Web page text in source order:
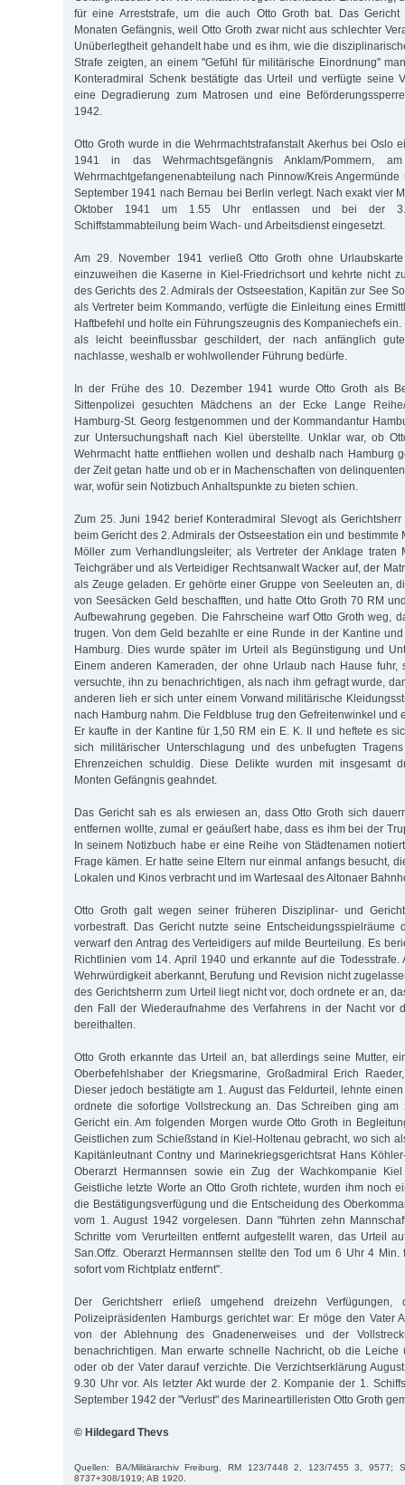
für eine Arreststrafe, um die auch Otto Groth bat. Das
Monaten Gefängnis, weil Otto Groth zwar nicht aus schlechter
Unüberlegtheit gehandelt habe und es ihm, wie die
Strafe zeigten, an einem "Gefühl für militärische Einordnung"
Konteradmiral Schenk bestätigte das Urteil und verfügte seine
eine Degradierung zum Matrosen und eine
1942.
Otto Groth wurde in die Wehrmachtstrafanstalt Akerhus bei Oslo
1941 in das Wehrmachtsgefängnis Anklam/Pommern,
Wehrmachtgefangenenabteilung nach Pinnow/Kreis
September 1941 nach Bernau bei Berlin verlegt. Nach exakt vier
Oktober 1941 um 1.55 Uhr entlassen und bei der
Schiffstammabteilung beim Wach- und Arbeitsdienst eingesetzt.
Am 29. November 1941 verließ Otto Groth ohne
einzuweihen die Kaserne in Kiel-Friedrichsort und kehrte nicht
des Gerichts des 2. Admirals der Ostseestation, Kapitän zur See
als Vertreter beim Kommando, verfügte die Einleitung eines
Haftbefehl und holte ein Führungszeugnis des Kompaniechefs ein.
als leicht beeinflussbar geschildert, der nach anfänglich
nachlasse, weshalb er wohlwollender Führung bedürfe.
In der Frühe des 10. Dezember 1941 wurde Otto Groth als
Sittenpolizei gesuchten Mädchens an der Ecke Lange Reihe/
Hamburg-St. Georg festgenommen und der Kommandantur
zur Untersuchungshaft nach Kiel überstellte. Unklar war, ob
Wehrmacht hatte entfliehen wollen und deshalb nach Hamburg
der Zeit getan hatte und ob er in Machenschaften von
war, wofür sein Notizbuch Anhaltspunkte zu bieten schien.
Zum 25. Juni 1942 berief Konteradmiral Slevogt als
beim Gericht des 2. Admirals der Ostseestation ein und bestimmte
Möller zum Verhandlungsleiter; als Vertreter der Anklage traten
Teichgräber und als Verteidiger Rechtsanwalt Wacker auf, der
als Zeuge geladen. Er gehörte einer Gruppe von Seeleuten an,
von Seesäcken Geld beschafften, und hatte Otto Groth 70 RM
Aufbewahrung gegeben. Die Fahrscheine warf Otto Groth weg,
trugen. Von dem Geld bezahlte er eine Runde in der Kantine
Hamburg. Dies wurde später im Urteil als Begünstigung und
Einem anderen Kameraden, der ohne Urlaub nach Hause
versuchte, ihn zu benachrichtigen, als nach ihm gefragt wurde,
anderen lieh er sich unter einem Vorwand militärische
nach Hamburg nahm. Die Feldbluse trug den Gefreitenwinkel und
Er kaufte in der Kantine für 1,50 RM ein E. K. II und heftete es
sich militärischer Unterschlagung und des unbefugten
Ehrenzeichen schuldig. Diese Delikte wurden mit insgesamt
Monten Gefängnis geahndet.
Das Gericht sah es als erwiesen an, dass Otto Groth sich
entfernen wollte, zumal er geäußert habe, dass es ihm bei der
In seinem Notizbuch habe er eine Reihe von Städtenamen
Frage kämen. Er hatte seine Eltern nur einmal anfangs besucht,
Lokalen und Kinos verbracht und im Wartesaal des Altonaer
Otto Groth galt wegen seiner früheren Disziplinar- und
vorbestraft. Das Gericht nutzte seine Entscheidungsspielräume
verwarf den Antrag des Verteidigers auf milde Beurteilung. Es
Richtlinien vom 14. April 1940 und erkannte auf die Todesstrafe.
Wehrwürdigkeit aberkannt, Berufung und Revision nicht
des Gerichtsherrn zum Urteil liegt nicht vor, doch ordnete er an,
den Fall der Wiederaufnahme des Verfahrens in der Nacht vor
bereithalten.
Otto Groth erkannte das Urteil an, bat allerdings seine Mutter,
Oberbefehlshaber der Kriegsmarine, Großadmiral Erich
Dieser jedoch bestätigte am 1. August das Feldurteil, lehnte
ordnete die sofortige Vollstreckung an. Das Schreiben ging am
Gericht ein. Am folgenden Morgen wurde Otto Groth in
Geistlichen zum Schießstand in Kiel-Holtenau gebracht, wo sich
Kapitänleutnant Contny und Marinekriegsgerichtsrat Hans
Oberarzt Hermannsen sowie ein Zug der Wachkompanie
Geistliche letzte Worte an Otto Groth richtete, wurden ihm noch
die Bestätigungsverfügung und die Entscheidung des
vom 1. August 1942 vorgelesen. Dann "führten zehn
Schritte vom Verurteilten entfernt aufgestellt waren, das Urteil
San.Offz. Oberarzt Hermannsen stellte den Tod um 6 Uhr 4
sofort vom Richtplatz entfernt".
Der Gerichtsherr erließ umgehend dreizehn
Polizeipräsidenten Hamburgs gerichtet war: Er möge den Vater
von der Ablehnung des Gnadenerweises und der
benachrichtigen. Man erwarte schnelle Nachricht, ob die Leiche
oder ob der Vater darauf verzichte. Die Verzichtserklärung
9.30 Uhr vor. Als letzter Akt wurde der 2. Kompanie der 1.
September 1942 der "Verlust" des Marineartilleristen Otto Groth
© Hildegard Thevs
Quellen: BA/Militärarchiv Freiburg, RM 123/7448 2, 123/7455 3, 9577;
8737+308/1919; AB 1920.